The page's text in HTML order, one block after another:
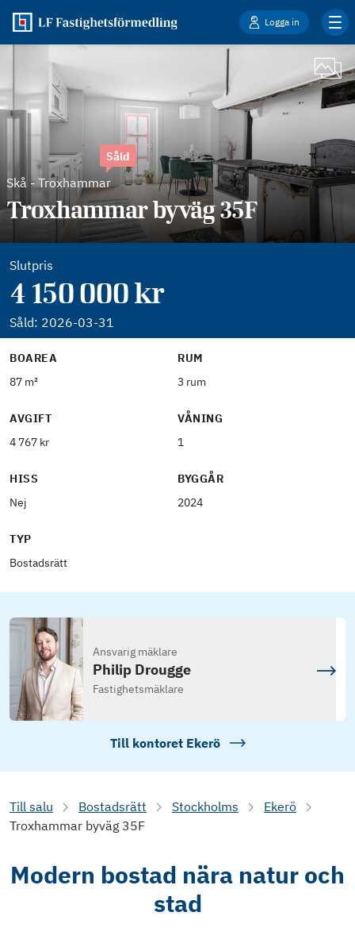
Logga in
Skå -Troxhammar
Såld
Troxhammar byväg 35F
Slutpris
4 150 000 kr
Såld: 2026-03-31
BOAREA
87 m²
RUM
3 rum
AVGIFT
4 767 kr
VÅNING
1
HISS
Nej
BYGGÅR
2024
TYP
Bostadsrätt
Ansvarig mäklare
Philip Drougge
Fastighetsmäklare
Till kontoret Ekerö
Till salu Bostadsrätt Stockholms
Ekerö
Troxhammar byväg 35F
Modern bostad nära natur och
stad